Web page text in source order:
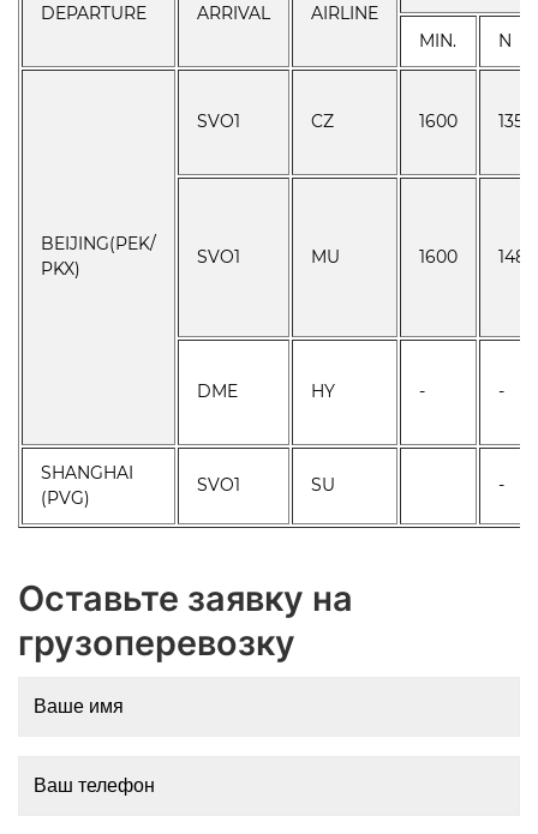
DEPARTURE ARRIVAL AIRLINE
MIN. N
BEIJING(PEK/
PKX)
SVO1 CZ 1600 135
SVO1 MU 1600 148
DME HY - -
SHANGHAI
(PVG)
SVO1 SU -
Оставьте заявку на
грузоперевозку